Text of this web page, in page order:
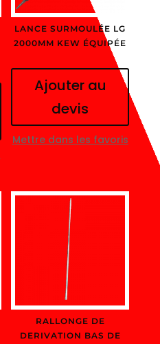
LANCE SURMOULÉE LG
2000MM KEW ÉQUIPÉE
Ajouter au
devis
Mettre dans les favoris
RALLONGE DE
DERIVATION BAS DE